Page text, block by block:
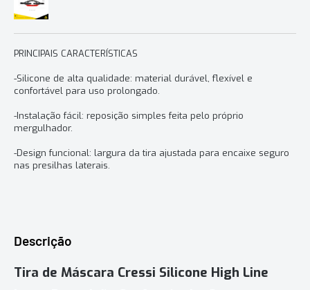
PRINCIPAIS CARACTERÍSTICAS
-Silicone de alta qualidade: material durável, flexível e
confortável para uso prolongado.
-Instalação fácil: reposição simples feita pelo próprio
mergulhador.
-Design funcional: largura da tira ajustada para encaixe seguro
nas presilhas laterais.
Descrição
Tira de Máscara Cressi Silicone High Line